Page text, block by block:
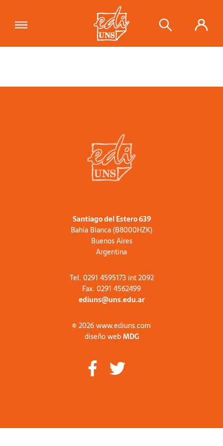
Santiago del Estero 639
Bahía Blanca (B8000HZK)
Buenos Aires
Argentina
Tel. 0291 4595173 int 2092
Fax. 0291 4562499
ediuns@uns.edu.ar
© 2026 www.ediuns.com
diseño webMDG